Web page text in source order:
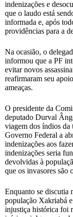
indenizações e
que o laudo está
informada e, após
providências para a
Na ocasião, o
informou que a PF
evitar novos
reafirmaram seu
ameaças.
O presidente da
deputado Durval
viagem dos índios
Governo Federal a
indenizações aos
indenizações seria
devolvidas à
que os invasores são
Enquanto se discutia
população Xakriabá
injustiça histórica foi